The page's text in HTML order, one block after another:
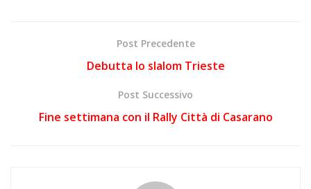
Post Precedente
Debutta lo slalom Trieste
Post Successivo
Fine settimana con il Rally Città di Casarano